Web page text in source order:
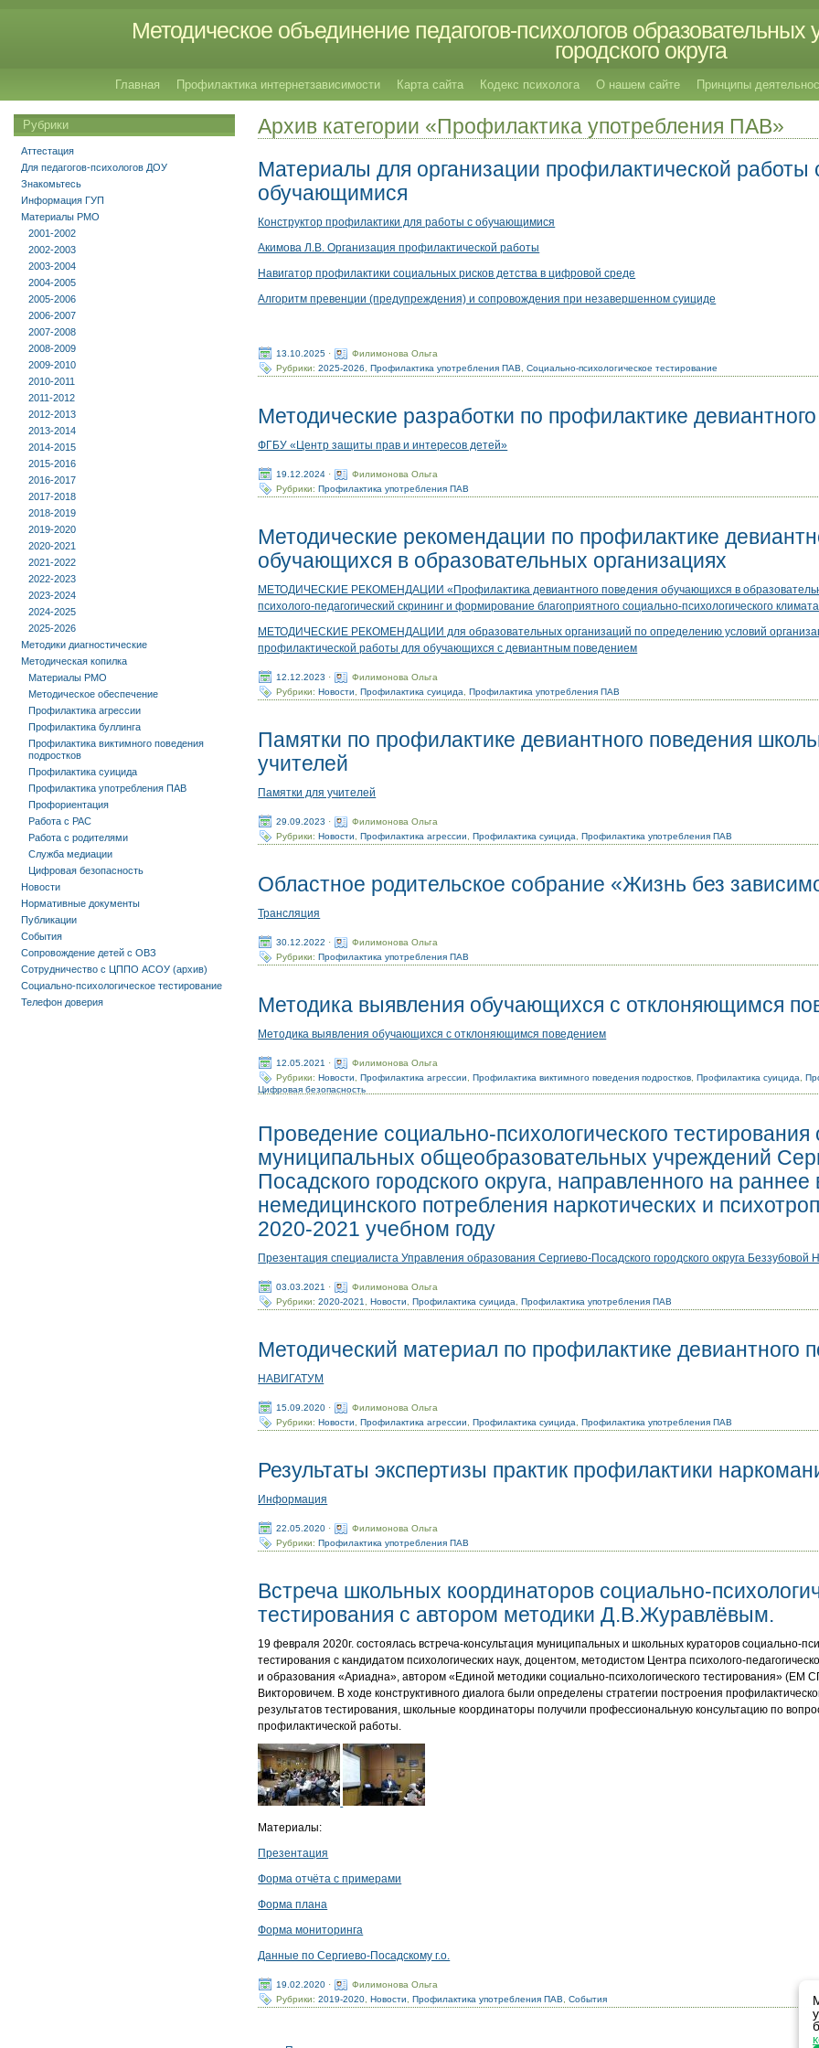
Методическое объединение педагогов-психологов
городского округа
Главная Профилактика интернетзависимости Карта сайта Кодекс психолога О нашем сайте Принципы
Архив категории «Профилактика употребления ПАВ»
Материалы для организации профилактической работы
обучающимися
Конструктор профилактики для работы с обучающимися
Акимова Л.В. Организация профилактической работы
Навигатор профилактики социальных рисков детства в цифровой среде
Алгоритм превенции (предупреждения) и сопровождения при незавершенном суициде
13.10.2025 ·
Филимонова Ольга
Рубрики:2025-2026 ,Профилактика употребления ПАВ ,Социально-психологическое тестирование
Методические разработки по профилактике
ФГБУ «Центр защиты прав и интересов детей»
19.12.2024 ·
Филимонова Ольга
Рубрики:Профилактика употребления ПАВ
Методические рекомендации по профилактике
обучающихся в образовательных организациях
МЕТОДИЧЕСКИЕ РЕКОМЕНДАЦИИ «Профилактика девиантного поведения обучающихся в
психолого-педагогический скрининг и формирование благоприятного социально-психологического
МЕТОДИЧЕСКИЕ РЕКОМЕНДАЦИИ для образовательных организаций по определению условий
профилактической работы для обучающихся с девиантным поведением
12.12.2023 ·
Филимонова Ольга
Рубрики:Новости ,Профилактика суицида ,Профилактика употребления ПАВ
Памятки по профилактике девиантного поведения
учителей
Памятки для учителей
29.09.2023 ·
Филимонова Ольга
Рубрики:Новости ,Профилактика агрессии ,Профилактика суицида ,Профилактика употребления ПАВ
Областное родительское собрание «Жизнь без
Трансляция
30.12.2022 ·
Филимонова Ольга
Рубрики:Профилактика употребления ПАВ
Методика выявления обучающихся с отклоняющимся
Методика выявления обучающихся с отклоняющимся поведением
12.05.2021 ·
Филимонова Ольга
Рубрики:Новости ,Профилактика агрессии ,Профилактика виктимного поведения подростков ,Профилактика суицида ,
Цифровая безопасность
Проведение социально-психологического
муниципальных общеобразовательных учреждений
Посадского городского округа, направленного на
немедицинского потребления наркотических и
2020-2021 учебном году
Презентация специалиста Управления образования Сергиево-Посадского городского округа Беззубовой
03.03.2021 ·
Филимонова Ольга
Рубрики:2020-2021 ,Новости ,Профилактика суицида ,Профилактика употребления ПАВ
Методический материал по профилактике девиантного
НАВИГАТУМ
15.09.2020 ·
Филимонова Ольга
Рубрики:Новости ,Профилактика агрессии ,Профилактика суицида ,Профилактика употребления ПАВ
Результаты экспертизы практик профилактики
Информация
22.05.2020 ·
Филимонова Ольга
Рубрики:Профилактика употребления ПАВ
Встреча школьных координаторов социально-
тестирования с автором методики Д.В.Журавлёвым.
19 февраля 2020г. cостоялась встреча-консультация муниципальных и школьных кураторов социально-
тестирования с кандидатом психологических наук, доцентом, методистом Центра психолого-
и образования «Ариадна», автором «Единой методики социально-психологического тестирования»
Викторовичем. В ходе конструктивного диалога были определены стратегии построения
результатов тестирования, школьные координаторы получили профессиональную консультацию по
профилактической работы.
Материалы:
Презентация
Форма отчёта с примерами
Форма плана
Форма мониторинга
Данные по Сергиево-Посадскому г.о.
19.02.2020 ·
Филимонова Ольга
Рубрики:2019-2020 ,Новости ,Профилактика употребления ПАВ ,События
Рубрики
Аттестация
Для педагогов-психологов ДОУ
Знакомьтесь
Информация ГУП
Материалы РМО
2001-2002
2002-2003
2003-2004
2004-2005
2005-2006
2006-2007
2007-2008
2008-2009
2009-2010
2010-2011
2011-2012
2012-2013
2013-2014
2014-2015
2015-2016
2016-2017
2017-2018
2018-2019
2019-2020
2020-2021
2021-2022
2022-2023
2023-2024
2024-2025
2025-2026
Методики диагностические
Методическая копилка
Материалы РМО
Методическое обеспечение
Профилактика агрессии
Профилактика буллинга
Профилактика виктимного поведения
подростков
Профилактика суицида
Профилактика употребления ПАВ
Профориентация
Работа с РАС
Работа с родителями
Служба медиации
Цифровая безопасность
Новости
Нормативные документы
Публикации
События
Сопровождение детей с ОВЗ
Сотрудничество с ЦППО АСОУ (архив)
Социально-психологическое тестирование
Телефон доверия